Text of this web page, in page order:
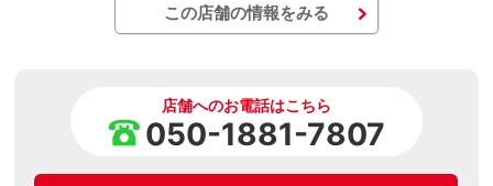
この店舗の情報をみる
店舗へのお電話はこちら
050-1881-7807